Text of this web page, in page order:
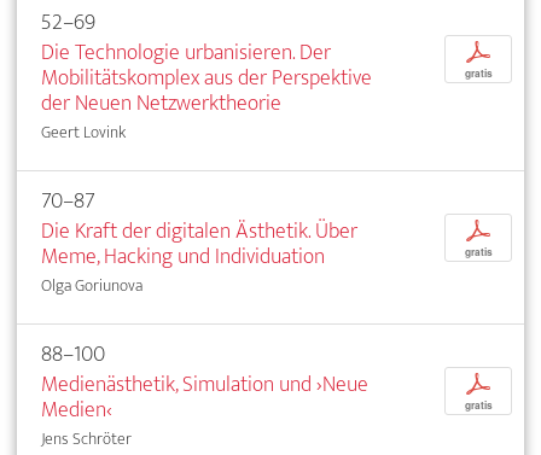
52–69
Die Technologie urbanisieren. Der
Mobilitätskomplex aus der Perspektive
der Neuen Netzwerktheorie
Geert Lovink
p
gratis
70–87
Die Kraft der digitalen Ästhetik. Über
Meme, Hacking und Individuation
Olga Goriunova
p
gratis
88–100
Medienästhetik, Simulation und ›Neue
Medien‹
Jens Schröter
p
gratis